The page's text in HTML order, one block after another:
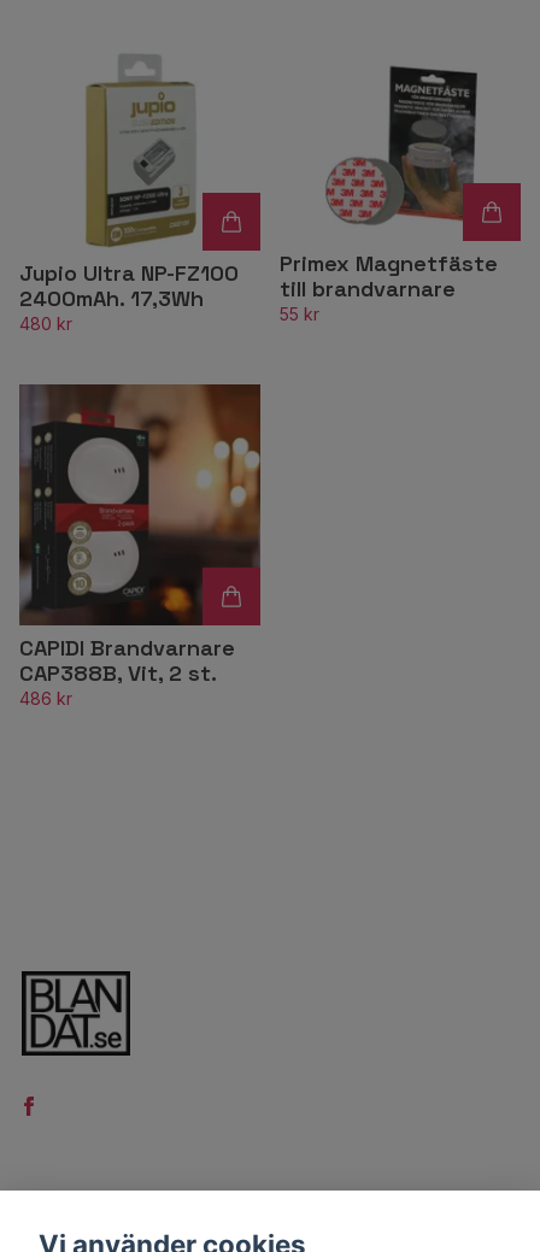
Jupio Ultra NP-FZ100
2400mAh. 17,3Wh
480 kr
Primex Magnetfäste
till brandvarnare
55 kr
CAPIDI Brandvarnare
CAP388B, Vit, 2 st.
486 kr
Vi använder cookies